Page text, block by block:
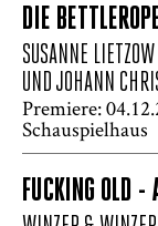
DIE
SUSANNE
UND JOHANN
Premiere:
Schauspielhaus
FUCKING OLD -